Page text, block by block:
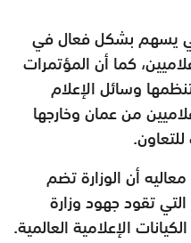
يسهم بشكل فعال في
كما أن المؤتمرات
وسائل الإعلام
من عمان وخارجها
أن الوزارة تضم
التي تقود جهود وزارة
الإعلامية العالمية.